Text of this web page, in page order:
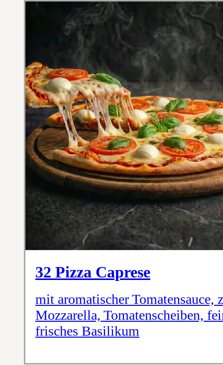
32 Pizza Caprese
mit aromatischer Tomatensauce,
Mozzarella, Tomatenscheiben,
frisches Basilikum